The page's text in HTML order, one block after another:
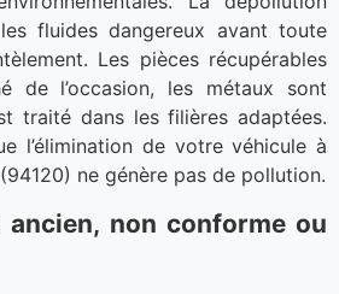
fluides dangereux avant toute
Les pièces récupérables
de l’occasion, les métaux sont
traité dans les filières adaptées.
l’élimination de votre véhicule à
ne génère pas de pollution.
ancien, non conforme ou